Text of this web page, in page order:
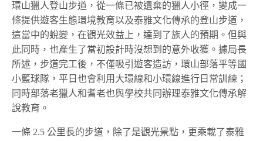
環山獵人登山步道，從一條已被遺棄的獵人小徑，變成一
條提供遊客生態環境教育以及泰雅文化傳承的登山步道，
這當中的蛻變，在觀光效益上，達到了族人的預期。但與
此同時，也產生了當初設計時沒想到的意外收獲。據局長
所述，步道完工後，不僅吸引遊客造訪，環山部落平等國
小籃球隊，平日也會利用大環線和小環線進行日常訓練；
同時部落老獵人和耆老也與學校共同辦理泰雅文化傳承解
說教育。
一條 2.5 公里長的步道，除了是觀光景點，更乘載了泰雅